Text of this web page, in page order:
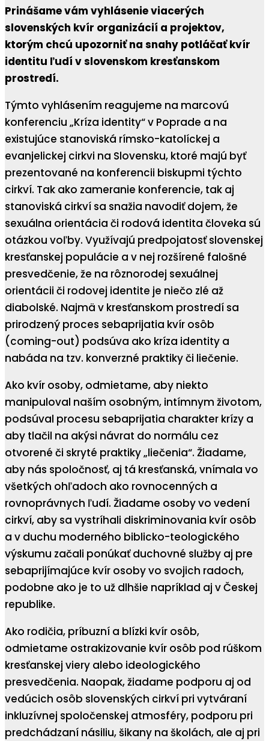
Prinášame vám vyhlásenie viacerých
slovenských kvír organizácií a projektov,
ktorým chcú upozorniť na snahy potláčať kvír
identitu ľudí v slovenskom kresťanskom
prostredí.
Týmto vyhlásením reagujeme na marcovú
konferenciu „Kríza identity“ v Poprade a na
existujúce stanoviská rímsko-katolíckej a
evanjelickej cirkvi na Slovensku, ktoré majú byť
prezentované na konferencii biskupmi týchto
cirkví. Tak ako zameranie konferencie, tak aj
stanoviská cirkví sa snažia navodiť dojem, že
sexuálna orientácia či rodová identita človeka sú
otázkou voľby. Využívajú predpojatosť slovenskej
kresťanskej populácie a v nej rozšírené falošné
presvedčenie, že na rôznorodej sexuálnej
orientácii či rodovej identite je niečo zlé až
diabolské. Najmä v kresťanskom prostredí sa
prirodzený proces sebaprijatia kvír osôb
(coming-out) podsúva ako kríza identity a
nabáda na tzv. konverzné praktiky či liečenie.
Ako kvír osoby, odmietame, aby niekto
manipuloval naším osobným, intímnym životom,
podsúval procesu sebaprijatia charakter krízy a
aby tlačil na akýsi návrat do normálu cez
otvorené či skryté praktiky „liečenia“. Žiadame,
aby nás spoločnosť, aj tá kresťanská, vnímala vo
všetkých ohľadoch ako rovnocenných a
rovnoprávnych ľudí. Žiadame osoby vo vedení
cirkví, aby sa vystríhali diskriminovania kvír osôb
a v duchu moderného biblicko-teologického
výskumu začali ponúkať duchovné služby aj pre
sebaprijímajúce kvír osoby vo svojich radoch,
podobne ako je to už dlhšie napríklad aj v Českej
republike.
Ako rodičia, príbuzní a blízki kvír osôb,
odmietame ostrakizovanie kvír osôb pod rúškom
kresťanskej viery alebo ideologického
presvedčenia. Naopak, žiadame podporu aj od
vedúcich osôb slovenských cirkví pri vytváraní
inkluzívnej spoločenskej atmosféry, podporu pri
predchádzaní násiliu, šikany na školách, ale aj pri